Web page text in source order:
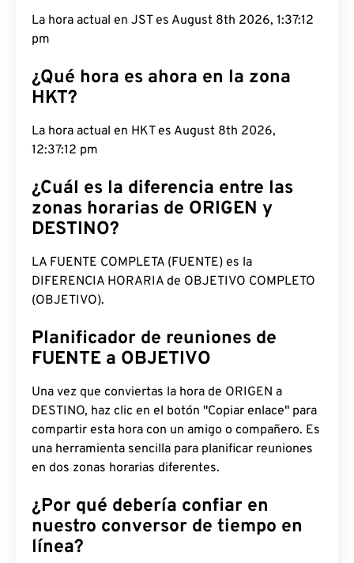
La hora actual en JST es August 8th 2026, 1:37:13
pm
¿Qué hora es ahora en la zona
HKT?
La hora actual en HKT es August 8th 2026,
12:37:13 pm
¿Cuál es la diferencia entre las
zonas horarias de ORIGEN y
DESTINO?
LA FUENTE COMPLETA (FUENTE) es la
DIFERENCIA HORARIA de OBJETIVO COMPLETO
(OBJETIVO).
Planificador de reuniones de
FUENTE a OBJETIVO
Una vez que conviertas la hora de ORIGEN a
DESTINO, haz clic en el botón "Copiar enlace" para
compartir esta hora con un amigo o compañero. Es
una herramienta sencilla para planificar reuniones
en dos zonas horarias diferentes.
¿Por qué debería confiar en
nuestro conversor de tiempo en
línea?